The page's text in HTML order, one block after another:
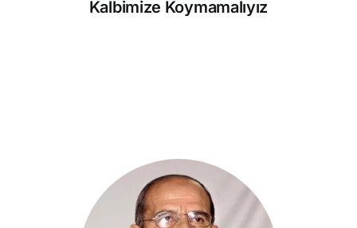
Kalbimize Koymamalıyız